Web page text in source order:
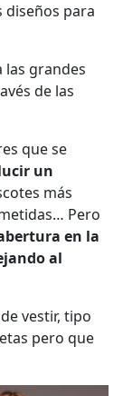
diseños para
las grandes
de las
que se
un
más
Pero
en la
al
vestir, tipo
pero que